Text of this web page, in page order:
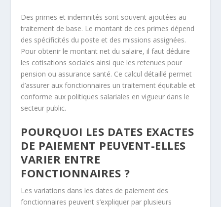
Des primes et indemnités sont souvent ajoutées au
traitement de base. Le montant de ces primes dépend
des spécificités du poste et des missions assignées.
Pour obtenir le montant net du salaire, il faut déduire
les cotisations sociales ainsi que les retenues pour
pension ou assurance santé. Ce calcul détaillé permet
d’assurer aux fonctionnaires un traitement équitable et
conforme aux politiques salariales en vigueur dans le
secteur public.
POURQUOI LES DATES EXACTES
DE PAIEMENT PEUVENT-ELLES
VARIER ENTRE
FONCTIONNAIRES ?
Les variations dans les dates de paiement des
fonctionnaires peuvent s’expliquer par plusieurs